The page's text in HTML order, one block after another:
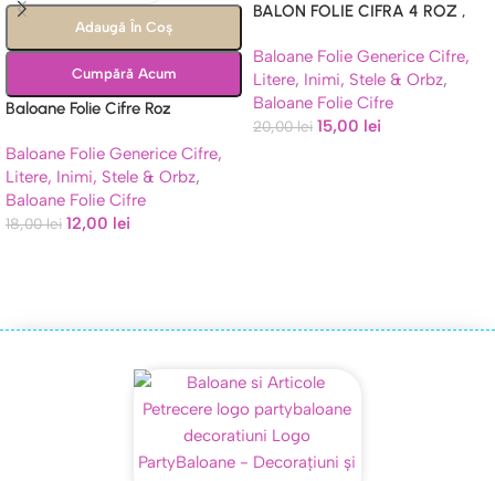
Adaugă În Coș
Cumpără Acum
Baloane Folie Cifre Roz
Aniversare
Baloane Folie Generice Cifre,
Litere, Inimi, Stele & Orbz,
Baloane Folie Cifre
18,00lei 12,00 lei
BALON FOLIE CIFRA 4 ROZ ,
CM
Baloane Folie Generice Cifre,
Litere, Inimi, Stele & Orbz,
Baloane Folie Cifre
20,00lei 15,00 lei